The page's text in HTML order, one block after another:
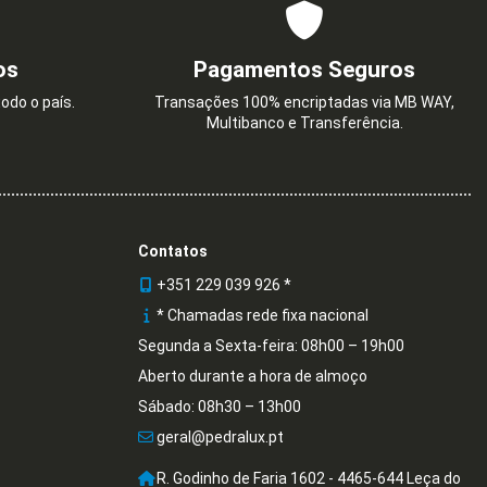
o país.
Pagamentos Seguros
Transações 100% encriptadas via MB WAY,
Multibanco e Transferência.
Contatos
+351 229 039 926 *
* Chamadas rede fixa nacional
Segunda a Sexta-feira: 08h00 – 19h00
Aberto durante a hora de almoço
Sábado: 08h30 – 13h00
geral@pedralux.pt
R. Godinho de Faria 1602 - 4465-644 Leça do